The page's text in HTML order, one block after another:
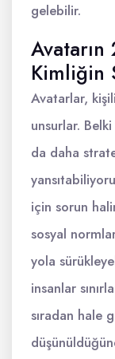
gelebilir.
Kimliğin
Avatarlar,
unsurlar.
da daha
için sorun
sosyal
yola
insanlar
sıradan hale